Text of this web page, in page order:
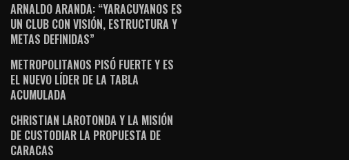
ARNALDO ARANDA: “YARACUYANOS ES
UN CLUB CON VISIÓN, ESTRUCTURA Y
METAS DEFINIDAS”
METROPOLITANOS PISÓ FUERTE Y ES
EL NUEVO LÍDER DE LA TABLA
ACUMULADA
CHRISTIAN LAROTONDA Y LA MISIÓN
DE CUSTODIAR LA PROPUESTA DE
CARACAS